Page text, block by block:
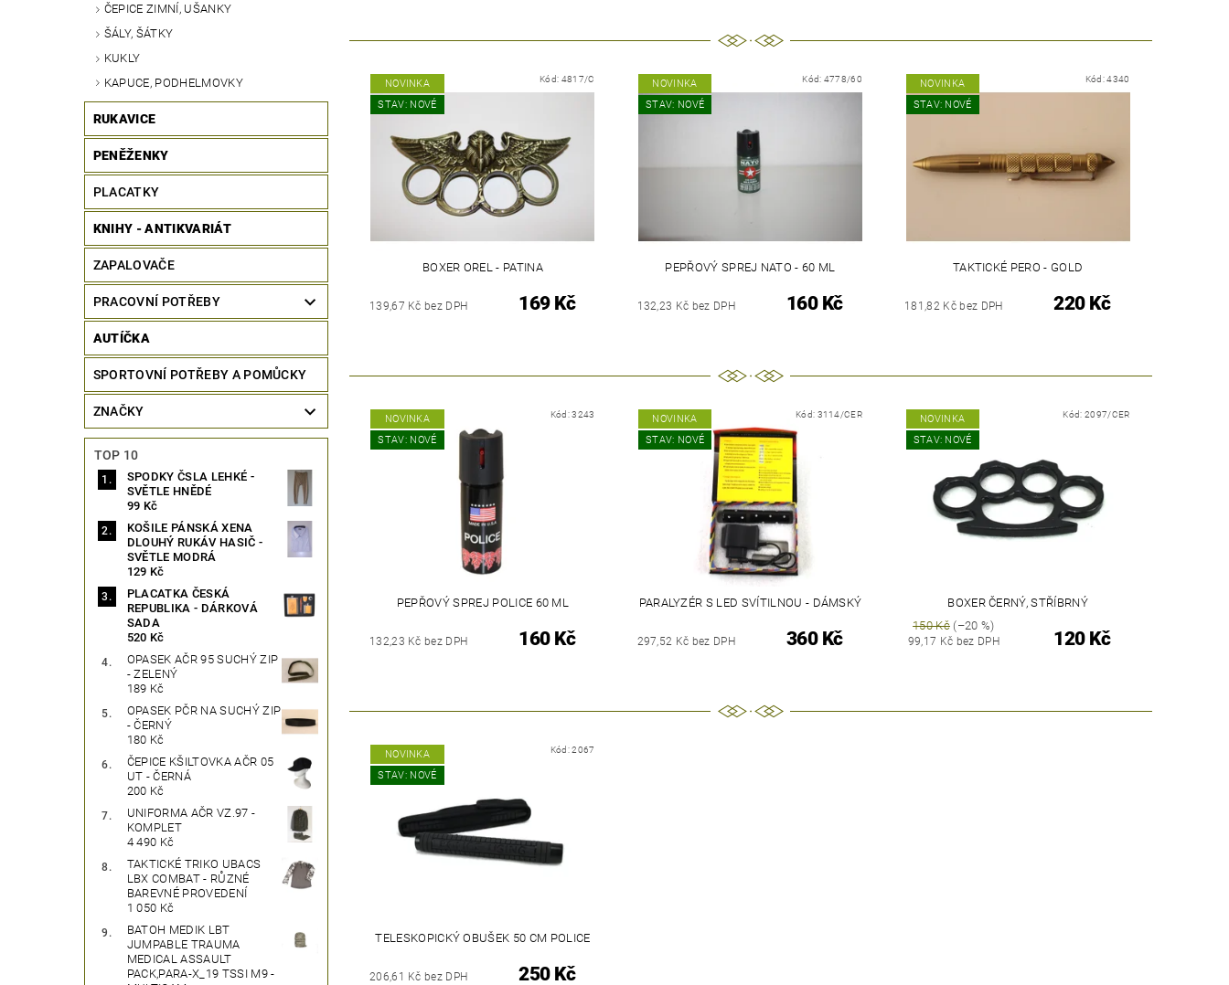
ČEPICE ZIMNÍ, UŠANKY
ŠÁLY, ŠÁTKY
KUKLY
KAPUCE, PODHELMOVKY
RUKAVICE
PENĚŽENKY
PLACATKY
KNIHY - ANTIKVARIÁT
ZAPALOVAČE
PRACOVNÍ POTŘEBY
AUTÍČKA
SPORTOVNÍ POTŘEBY A POMŮCKY
ZNAČKY
TOP 10
SPODKY ČSLA LEHKÉ -
SVĚTLE HNĚDÉ
99 Kč
KOŠILE PÁNSKÁ XENA
DLOUHÝ RUKÁV HASIČ -
SVĚTLE MODRÁ
129 Kč
PLACATKA ČESKÁ
REPUBLIKA - DÁRKOVÁ
SADA
520 Kč
OPASEK AČR 95 SUCHÝ ZIP
- ZELENÝ
189 Kč
OPASEK PČR NA SUCHÝ ZIP
- ČERNÝ
180 Kč
ČEPICE KŠILTOVKA AČR 05
UT - ČERNÁ
200 Kč
UNIFORMA AČR VZ.97 -
KOMPLET
4 490 Kč
TAKTICKÉ TRIKO UBACS
LBX COMBAT - RŮZNÉ
BAREVNÉ PROVEDENÍ
1 050 Kč
BATOH MEDIK LBT
JUMPABLE TRAUMA
MEDICAL ASSAULT
PACK,PARA-X_19 TSSI M9 -
NOVINKA
STAV: NOVÉ
Kód: 4817/C
BOXER OREL - PATINA
139,67 Kč bez DPH 169 Kč
NOVINKA
STAV: NOVÉ
Kód: 4778/60
PEPŘOVÝ SPREJ NATO - 60 ML
132,23 Kč bez DPH 160 Kč
NOVINKA
STAV: NOVÉ
Kód:4340
TAKTICKÉ PERO - GOLD
181,82 Kč bez DPH 220 Kč
NOVINKA
STAV: NOVÉ
Kód:3243
PEPŘOVÝ SPREJ POLICE 60 ML
132,23 Kč bez DPH 160 Kč
NOVINKA
STAV: NOVÉ
Kód: 3114/CER
PARALYZÉR S LED SVÍTILNOU - DÁMSKÝ
297,52 Kč bez DPH 360 Kč
NOVINKA
STAV: NOVÉ
Kód:2097/CER
BOXER ČERNÝ, STŘÍBRNÝ
150 Kč (–20 %)
99,17 Kč bez DPH 120 Kč
NOVINKA
STAV: NOVÉ
Kód:2067
TELESKOPICKÝ OBUŠEK 50 CM POLICE
206,61 Kč bez DPH 250 Kč